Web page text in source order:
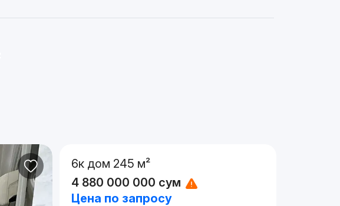
6к дом 245 м²
4 880 000 000 сум
Цена по запросу